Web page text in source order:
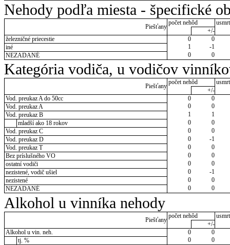
Nehody podľa miesta - špecifické
Piešťany
počet nehôd
+/-
železničné priecestie
0
0
iné
1
-1
NEZADANÉ
0 0
Kategória vodiča, u vodičov
Piešťany
počet nehôd
+/-
Vod. preukaz A do 50cc
0
0
Vod. preukaz A
0
0
Vod. preukaz B
1
1
mladší ako 18 rokov
0
0
Vod. preukaz C
0
0
Vod. preukaz D
0
-1
Vod. preukaz T
0
0
Bez príslušného VO
0
0
ostatní vodiči
0
0
nezistené, vodič ušiel
0
-1
nezistené
0
0
NEZADANÉ
0 0
Alkohol u vinníka nehody
Piešťany
počet nehôd
+/-
Alkohol u vin. neh.
0
0
tj. %
0 0